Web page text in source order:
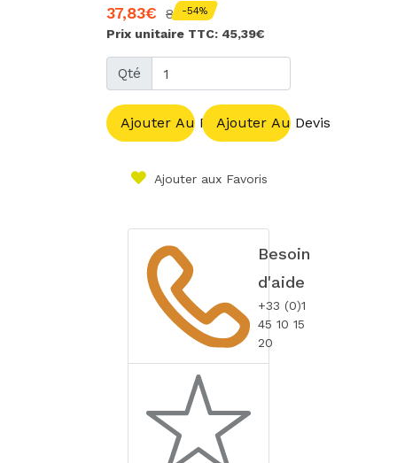
37,83€ 83,98€
-54%
Prix unitaire TTC: 45,39€
Qté
Ajouter Au PanierAjouter Au Devis
Ajouter aux Favoris
Besoin
d'aide
+33 (0)1
45 10 15
20